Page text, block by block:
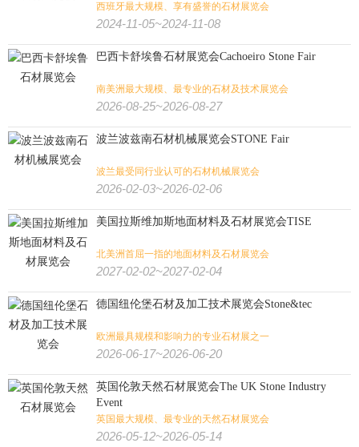
西班牙最大规模、享有盛誉的石材展览会
2024-11-05~2024-11-08
巴西卡舒埃鲁石材展览会Cachoeiro Stone Fair
南美洲最大规模、最专业的石材及技术展览会
2026-08-25~2026-08-27
波兰波兹南石材机械展览会STONE Fair
波兰最受同行业认可的石材机械展览会
2026-02-03~2026-02-06
美国拉斯维加斯地面材料及石材展览会TISE
北美洲首屈一指的地面材料及石材展览会
2027-02-02~2027-02-04
德国纽伦堡石材及加工技术展览会Stone&tec
欧洲最具规模和影响力的专业石材展之一
2026-06-17~2026-06-20
英国伦敦天然石材展览会The UK Stone Industry
Event
英国最大规模、最专业的天然石材展览会
2026-05-12~2026-05-14